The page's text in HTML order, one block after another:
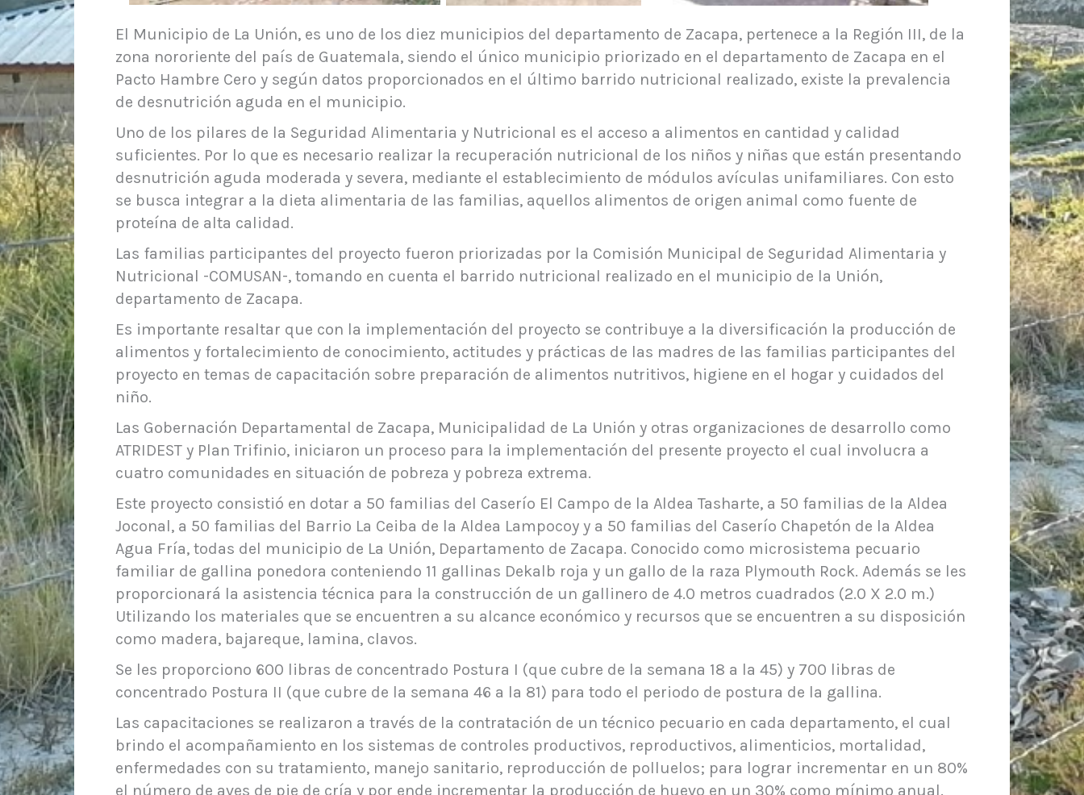
El Municipio de La Unión, es uno de los diez municipios del departamento de Zacapa, pertenece a la Región III, de la
zona nororiente del país de Guatemala, siendo el único municipio priorizado en el departamento de Zacapa en el
Pacto Hambre Cero y según datos proporcionados en el último barrido nutricional realizado, existe la prevalencia
de desnutrición aguda en el municipio.
Uno de los pilares de la Seguridad Alimentaria y Nutricional es el acceso a alimentos en cantidad y calidad
suficientes. Por lo que es necesario realizar la recuperación nutricional de los niños y niñas que están presentando
desnutrición aguda moderada y severa, mediante el establecimiento de módulos avículas unifamiliares. Con esto
se busca integrar a la dieta alimentaria de las familias, aquellos alimentos de origen animal como fuente de
proteína de alta calidad.
Las familias participantes del proyecto fueron priorizadas por la Comisión Municipal de Seguridad Alimentaria y
Nutricional -COMUSAN-, tomando en cuenta el barrido nutricional realizado en el municipio de la Unión,
departamento de Zacapa.
Es importante resaltar que con la implementación del proyecto se contribuye a la diversificación la producción de
alimentos y fortalecimiento de conocimiento, actitudes y prácticas de las madres de las familias participantes del
proyecto en temas de capacitación sobre preparación de alimentos nutritivos, higiene en el hogar y cuidados del
niño.
Las Gobernación Departamental de Zacapa, Municipalidad de La Unión y otras organizaciones de desarrollo como
ATRIDEST y Plan Trifinio, iniciaron un proceso para la implementación del presente proyecto el cual involucra a
cuatro comunidades en situación de pobreza y pobreza extrema.
Este proyecto consistió en dotar a 50 familias del Caserío El Campo de la Aldea Tasharte, a 50 familias de la Aldea
Joconal, a 50 familias del Barrio La Ceiba de la Aldea Lampocoy y a 50 familias del Caserío Chapetón de la Aldea
Agua Fría, todas del municipio de La Unión, Departamento de Zacapa. Conocido como microsistema pecuario
familiar de gallina ponedora conteniendo 11 gallinas Dekalb roja y un gallo de la raza Plymouth Rock. Además se les
proporcionará la asistencia técnica para la construcción de un gallinero de 4.0 metros cuadrados (2.0 X 2.0 m.)
Utilizando los materiales que se encuentren a su alcance económico y recursos que se encuentren a su disposición
como madera, bajareque, lamina, clavos.
Se les proporciono 600 libras de concentrado Postura I (que cubre de la semana 18 a la 45) y 700 libras de
concentrado Postura II (que cubre de la semana 46 a la 81) para todo el periodo de postura de la gallina.
Las capacitaciones se realizaron a través de la contratación de un técnico pecuario en cada departamento, el cual
brindo el acompañamiento en los sistemas de controles productivos, reproductivos, alimenticios, mortalidad,
enfermedades con su tratamiento, manejo sanitario, reproducción de polluelos; para lograr incrementar en un 80%
el número de aves de pie de cría y por ende incrementar la producción de huevo en un 30% como mínimo anual.